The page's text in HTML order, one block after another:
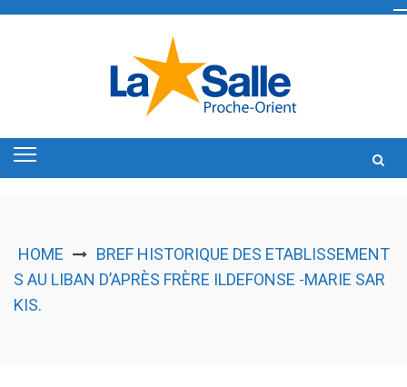
HOME
BREF HISTORIQUE DES ETABLISSEMENT
S AU LIBAN D’APRÈS FRÈRE ILDEFONSE -MARIE SAR
KIS.